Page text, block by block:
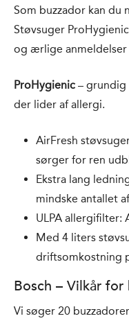
Som buzzador kan du
Støvsuger
og ærlige
ProHygienic –
der lider af allergi.
AirFresh
sørger for ren
Ekstra lang
mindske antallet
ULPA allergifilter:
Med 4 liters
driftsomkostning
Bosch – Vilkår for
Vi søger 20